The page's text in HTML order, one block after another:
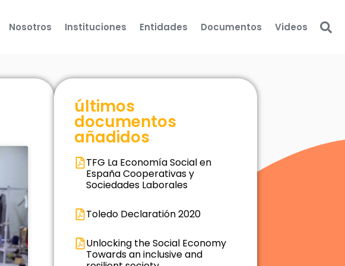
Nosotros Instituciones Entidades Documentos Videos
últimos
documentos
añadidos
TFG La Economía Social en
España Cooperativas y
Sociedades Laborales
Toledo Declaratión 2020
Unlocking the Social Economy
Towards an inclusive and